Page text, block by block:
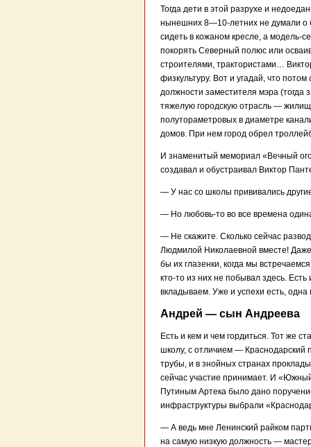
Тогда дети в этой разрухе и
нынешних 8—10-летних не думали о
сидеть в кожаном кресле, а модель-
покорять Северный полюс или
строителями, трактористами…
физкультуру. Вот и угадай, что
должности заместителя мэра
тяжелую городскую отрасль —
полутораметровых в диаметре
домов. При нем город обрел
И знаменитый мемориал «Вечный
создавал и обустраивал Виктор
— У нас со школы прививались
— Но любовь-то во все времена
— Не скажите. Сколько сейчас
Людмилой Николаевной вместе!
бы их глазенки, когда мы
кто-то из них не побывал здесь.
вкладываем. Уже и успехи есть,
Андрей — сын Андреева
Есть и кем и чем гордиться. Тот же
школу, с отличием — Краснодарский
трубы, и в знойных странах
сейчас участие принимает. И
Путиным Артека было дано
инфраструктуры выбрали
— А ведь мне Ленинский райком
на самую низкую должность —